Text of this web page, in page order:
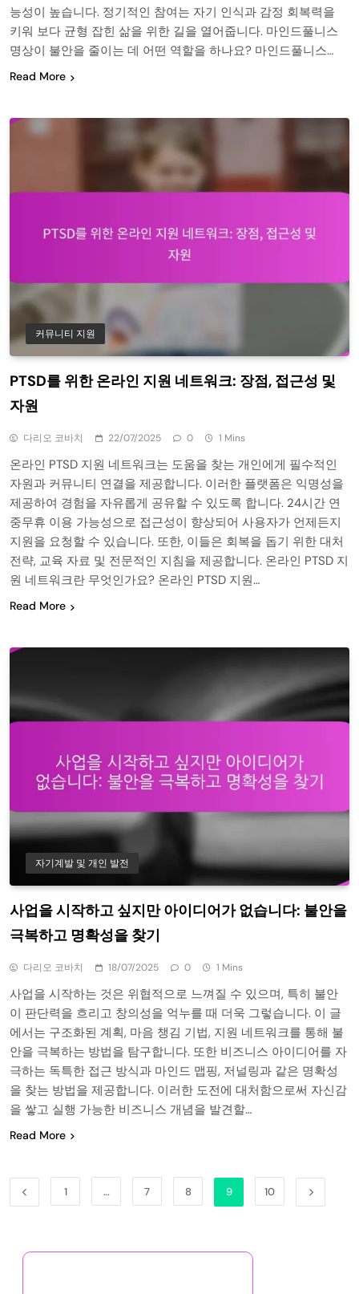
능성이 높습니다. 정기적인 참여는 자기 인식과 감정 회복력을
키워 보다 균형 잡힌 삶을 위한 길을 열어줍니다. 마인드풀니스
명상이 불안을 줄이는 데 어떤 역할을 하나요? 마인드풀니스…
Read More
커뮤니티 지원
PTSD를 위한 온라인 지원 네트워크: 장점, 접근성 및
자원
다리오 코바치 22/07/2025 0 1 Mins
온라인 PTSD 지원 네트워크는 도움을 찾는 개인에게 필수적인
자원과 커뮤니티 연결을 제공합니다. 이러한 플랫폼은 익명성을
제공하여 경험을 자유롭게 공유할 수 있도록 합니다. 24시간 연
중무휴 이용 가능성으로 접근성이 향상되어 사용자가 언제든지
지원을 요청할 수 있습니다. 또한, 이들은 회복을 돕기 위한 대처
전략, 교육 자료 및 전문적인 지침을 제공합니다. 온라인 PTSD 지
원 네트워크란 무엇인가요? 온라인 PTSD 지원…
Read More
자기계발 및 개인 발전
사업을 시작하고 싶지만 아이디어가 없습니다: 불안을
극복하고 명확성을 찾기
다리오 코바치 18/07/2025 0 1 Mins
사업을 시작하는 것은 위협적으로 느껴질 수 있으며, 특히 불안
이 판단력을 흐리고 창의성을 억누를 때 더욱 그렇습니다. 이 글
에서는 구조화된 계획, 마음 챙김 기법, 지원 네트워크를 통해 불
안을 극복하는 방법을 탐구합니다. 또한 비즈니스 아이디어를 자
극하는 독특한 접근 방식과 마인드 맵핑, 저널링과 같은 명확성
을 찾는 방법을 제공합니다. 이러한 도전에 대처함으로써 자신감
을 쌓고 실행 가능한 비즈니스 개념을 발견할…
Read More
1 … 7 8 9 10